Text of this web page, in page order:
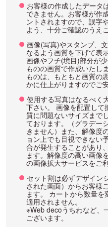
お客様の作成したデータ
できません。お客様が作
ントされますので、誤字
よう、十分ご確認のうえ
画像(写真)やスタンプ、
なるよう画質を下げて表
画像やフチ(境目)部分が
ものの画質で作成いたし
ものは、もともと画質の
かに仕上がりますのでご
使用する写真はなるべく
下さい。 画像を配置して
質に問題ないサイズまで
ております。（グラデー
きません）また、解像度
ョン上でも目視できない
合が発生することがあり
ます。解像度の高い画像
の画像拡大サービスをご
セット割は必ずデザイン
された画面）からお客様
ます。 カートから数量
適用されません。
※Web decoうちわなど、
ございます。